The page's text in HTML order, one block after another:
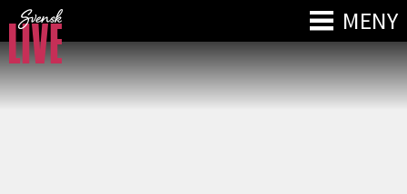
MENY